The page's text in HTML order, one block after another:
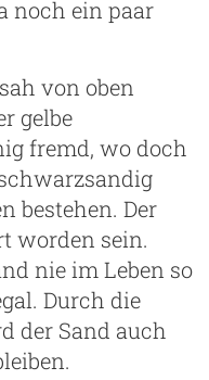
noch ein paar
von oben
gelbe
fremd, wo doch
bestehen. Der
worden sein.
nie im Leben so
Durch die
der Sand auch